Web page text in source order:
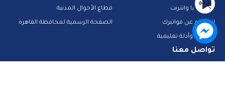
تكنولوجيا وانترنت
استعلم عن فواتيرك
منصات وأدلة تعليمية
قطاع الأحوال المدنية
الصفحة الرسمية لمحافظة القاهرة
تواصل معنا